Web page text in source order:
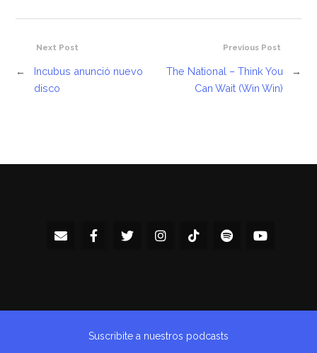
Previous Post
The National – Think You
Can Wait (Win Win)
→
Next Post
←
Incubus anunció nuevo
disco
Suscribite a nuestros podcasts